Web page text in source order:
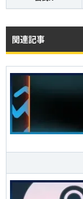
関連記事